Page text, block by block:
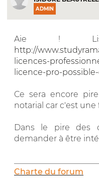
ADMIN
Aie !
http://
licences-
licence-pro-
Ce sera encore
notarial car c'est une
Dans le pire des
demander à être
Charte du forum